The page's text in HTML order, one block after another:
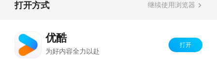
打开方式 继续使用浏览器
优酷
为好内容全力以赴
打开